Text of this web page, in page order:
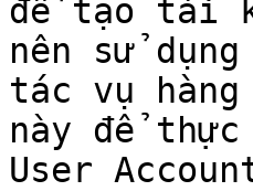
để tạo tài
nên sử
tác vụ
này để
User